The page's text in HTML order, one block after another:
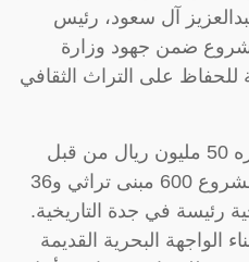
آل سعود، رئيس
ضمن جهود وزارة
للحفاظ على التراث الثقافي
تم تمويل المشروع بمبلغ قدره 50 مليون ريال من قبل
سمو ولي العهد، واحتضن المشروع 600 مبنى تراثي و36
رئيسة في جدة التاريخية.
الواجهة البحرية القديمة